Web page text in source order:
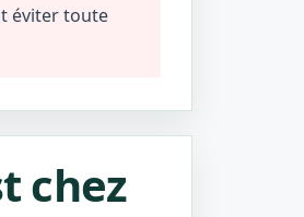
éviter toute
chez